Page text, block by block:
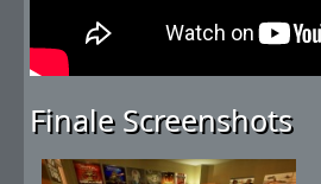
Finale Screenshots